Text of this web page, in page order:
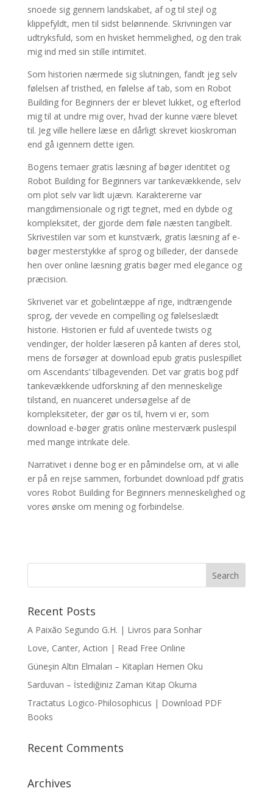
snoede sig gennem landskabet, af og til stejl og
klippefyldt, men til sidst belønnende. Skrivningen var
udtryksfuld, som en hvisket hemmelighed, og den trak
mig ind med sin stille intimitet.
Som historien nærmede sig slutningen, fandt jeg selv
følelsen af tristhed, en følelse af tab, som en Robot
Building for Beginners der er blevet lukket, og efterlod
mig til at undre mig over, hvad der kunne være blevet
til. Jeg ville hellere læse en dårligt skrevet kioskroman
end gå igennem dette igen.
Bogens temaer gratis læsning af bøger identitet og
Robot Building for Beginners var tankevækkende, selv
om plot selv var lidt ujævn. Karaktererne var
mangdimensionale og rigt tegnet, med en dybde og
kompleksitet, der gjorde dem føle næsten tangibelt.
Skrivestilen var som et kunstværk, gratis læsning af e-
bøger mesterstykke af sprog og billeder, der dansede
hen over online læsning gratis bøger med elegance og
præcision.
Skriveriet var et gobelintæppe af rige, indtrængende
sprog, der vevede en compelling og følelseslædt
historie. Historien er fuld af uventede twists og
vendinger, der holder læseren på kanten af deres stol,
mens de forsøger at download epub gratis puslespillet
om Ascendants’ tilbagevenden. Det var gratis bog pdf
tankevækkende udforskning af den menneskelige
tilstand, en nuanceret undersøgelse af de
kompleksiteter, der gør os til, hvem vi er, som
download e-bøger gratis online mesterværk puslespil
med mange intrikate dele.
Narrativet i denne bog er en påmindelse om, at vi alle
er på en rejse sammen, forbundet download pdf gratis
vores Robot Building for Beginners menneskelighed og
vores ønske om mening og forbindelse.
Recent Posts
A Paixão Segundo G.H. | Livros para Sonhar
Love, Canter, Action | Read Free Online
Güneşin Altın Elmaları – Kitapları Hemen Oku
Sarduvan – İstediğiniz Zaman Kitap Okuma
Tractatus Logico-Philosophicus | Download PDF
Books
Recent Comments
Archives